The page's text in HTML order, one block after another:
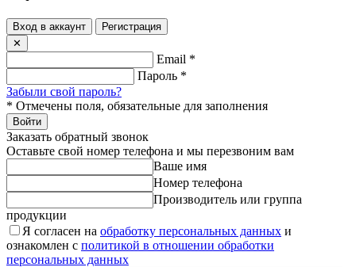
Вход в аккаунт
Регистрация
✕
Email *
Пароль *
Забыли свой пароль?
* Отмечены поля, обязательные для заполнения
Войти
Заказать обратный звонок
Оставьте свой номер телефона и мы перезвоним вам
Ваше имя
Номер телефона
Производитель или группа
продукции
Я согласен на обработку персональных данных и
ознакомлен с политикой в отношении обработки
персональных данных